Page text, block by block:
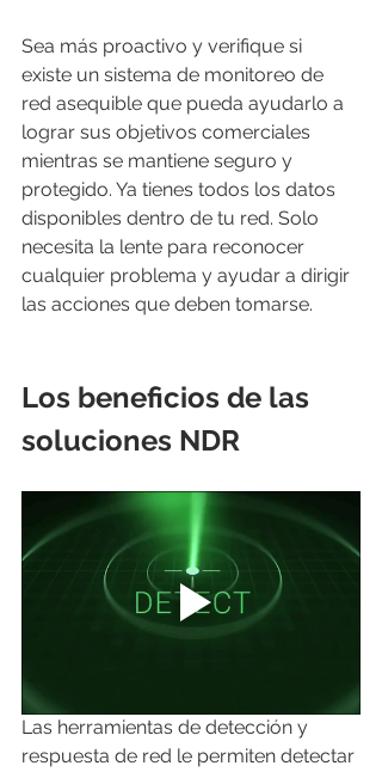
Sea más proactivo y verifique si
existe un sistema de monitoreo de
red asequible que pueda ayudarlo a
lograr sus objetivos comerciales
mientras se mantiene seguro y
protegido. Ya tienes todos los datos
disponibles dentro de tu red. Solo
necesita la lente para reconocer
cualquier problema y ayudar a dirigir
las acciones que deben tomarse.
Los beneficios de las
soluciones NDR
Las herramientas de detección y
respuesta de red le permiten detectar